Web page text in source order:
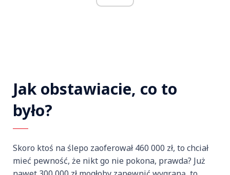
Jak obstawiacie, co to
było?
Skoro ktoś na ślepo zaoferował 460 000 zł, to chciał
mieć pewność, że nikt go nie pokona, prawda? Już